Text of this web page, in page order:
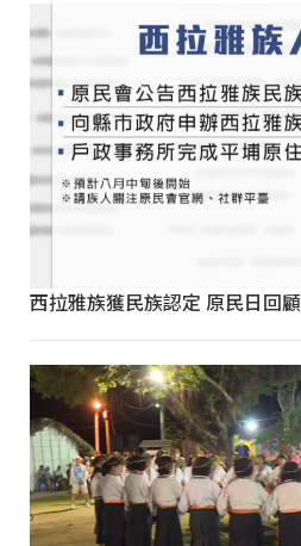
西拉雅族獲民族認定 原民日回